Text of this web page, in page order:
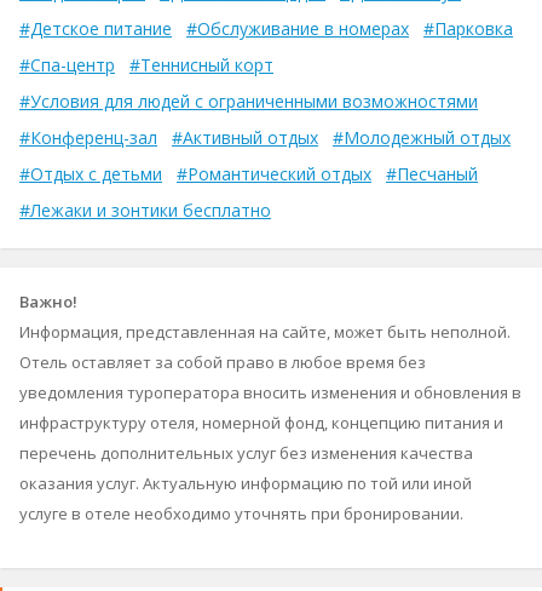
#Детское питание
#Обслуживание в номерах
#Парковка
#Спа-центр
#Теннисный корт
#Условия для людей с ограниченными возможностями
#Конференц-зал
#Активный отдых
#Молодежный отдых
#Отдых с детьми
#Романтический отдых
#Песчаный
#Лежаки и зонтики бесплатно
Важно!
Информация, представленная на сайте, может быть неполной.
Отель оставляет за собой право в любое время без
уведомления туроператора вносить изменения и обновления в
инфраструктуру отеля, номерной фонд, концепцию питания и
перечень дополнительных услуг без изменения качества
оказания услуг. Актуальную информацию по той или иной
услуге в отеле необходимо уточнять при бронировании.